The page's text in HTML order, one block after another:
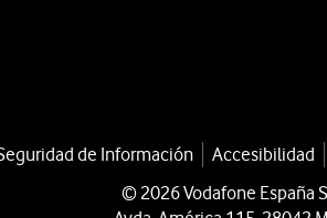
de Información Accesibilidad
© 2026 Vodafone España